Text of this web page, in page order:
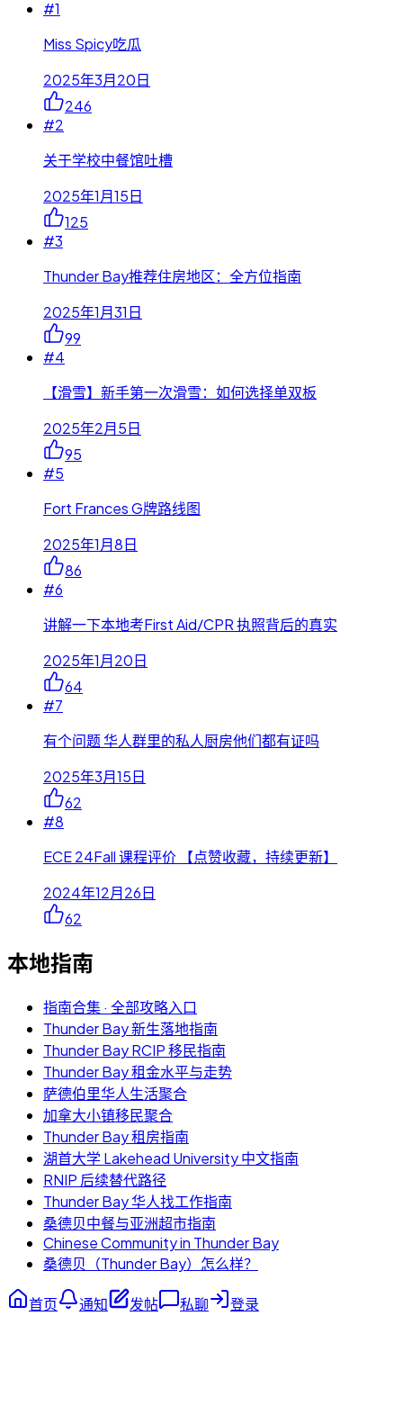
#1
Miss Spicy吃瓜
2025年3月20日
246
#2
关于学校中餐馆吐槽
2025年1月15日
125
#3
Thunder Bay推荐住房地区：全方位指南
2025年1月31日
99
#4
【滑雪】新手第一次滑雪：如何选择单双板
2025年2月5日
95
#5
Fort Frances G牌路线图
2025年1月8日
86
#6
讲解一下本地考First Aid/CPR 执照背后的真实
2025年1月20日
64
#7
有个问题 华人群里的私人厨房他们都有证吗
2025年3月15日
62
#8
ECE 24Fall 课程评价 【点赞收藏，持续更新】
2024年12月26日
62
本地指南
指南合集 · 全部攻略入口
Thunder Bay 新生落地指南
Thunder Bay RCIP 移民指南
Thunder Bay 租金水平与走势
萨德伯里华人生活聚合
加拿大小镇移民聚合
Thunder Bay 租房指南
湖首大学 Lakehead University 中文指南
RNIP 后续替代路径
Thunder Bay 华人找工作指南
桑德贝中餐与亚洲超市指南
Chinese Community in Thunder Bay
桑德贝（Thunder Bay）怎么样？
首页 通知 发帖 私聊 登录